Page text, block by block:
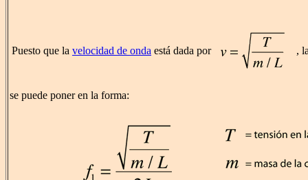
Puesto que la velocidad de onda está dada por ,
se puede poner en la forma: